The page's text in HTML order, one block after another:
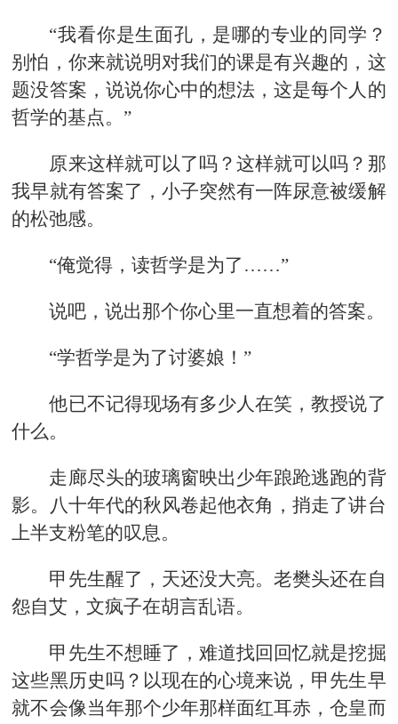
“我看你是生面孔，是哪的专业的同学？
别怕，你来就说明对我们的课是有兴趣的，这
题没答案，说说你心中的想法，这是每个人的
哲学的基点。”
原来这样就可以了吗？这样就可以吗？那
我早就有答案了，小子突然有一阵尿意被缓解
的松弛感。
“俺觉得，读哲学是为了……”
说吧，说出那个你心里一直想着的答案。
“学哲学是为了讨婆娘！”
他已不记得现场有多少人在笑，教授说了
什么。
走廊尽头的玻璃窗映出少年踉跄逃跑的背
影。八十年代的秋风卷起他衣角，捎走了讲台
上半支粉笔的叹息。
甲先生醒了，天还没大亮。老樊头还在自
怨自艾，文疯子在胡言乱语。
甲先生不想睡了，难道找回回忆就是挖掘
这些黑历史吗？以现在的心境来说，甲先生早
就不会像当年那个少年那样面红耳赤，仓皇而